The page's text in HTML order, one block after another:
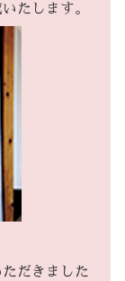
たします。
だきました